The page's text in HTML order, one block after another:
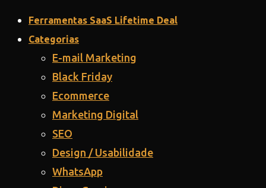
Ferramentas SaaS Lifetime Deal
Categorias
E-mail Marketing
Black Friday
Ecommerce
Marketing Digital
SEO
Design / Usabilidade
WhatsApp